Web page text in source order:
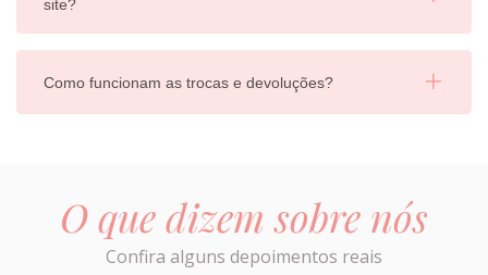
site?
Como funcionam as trocas e devoluções?
O que dizem sobre nós
Confira alguns depoimentos reais